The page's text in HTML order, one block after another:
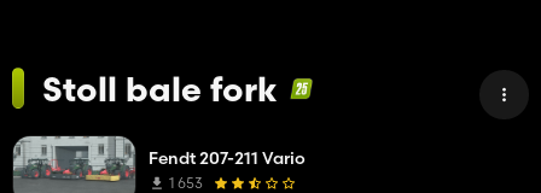
Stoll bale fork
Fendt 207-211 Vario
1 653